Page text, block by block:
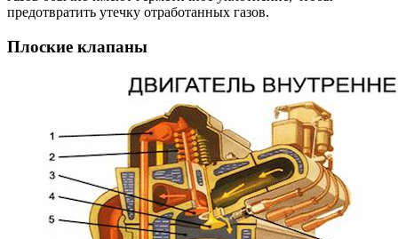
предотвратить утечку отработанных газов.
Плоские клапаны